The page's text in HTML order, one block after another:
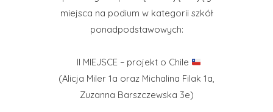
miejsca na podium w kategorii szkół
ponadpodstawowych:
II MIEJSCE – projekt o Chile
(Alicja Miler 1a oraz Michalina Filak 1a,
Zuzanna Barszczewska 3e)